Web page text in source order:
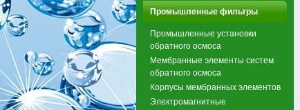
Промышленные фильтры
Промышленные установки
обратного осмоса
Мембранные элементы систем
обратного осмоса
Корпусы мембранных элементов
Электромагнитные